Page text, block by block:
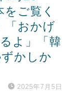
ご覧く
「おかげ
よ」「韓
かしか
2025年7月5日